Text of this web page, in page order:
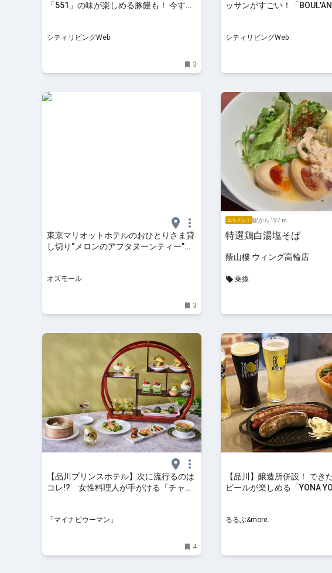
「551」の味が楽しめる豚饅も！ 今すぐ
シティリビングWeb
3
ッサンがすごい！「
シティリビングWeb
東京マリオットホテルのおひとりさま貸
し切り“メロンのアフタヌーンティー”編
オズモール
3
エキメシ！ 駅から197 m
特選鶏白湯塩そば
蔭山樓 ウィング高輪店
乗換
【品川プリンスホテル】次に流行るのは
コレ!? 女性料理人が手がける「チャイ
「マイナビウーマン」
4
【品川】醸造所併設！ でき
ビールが楽しめる「YONA
るるぶ&more.